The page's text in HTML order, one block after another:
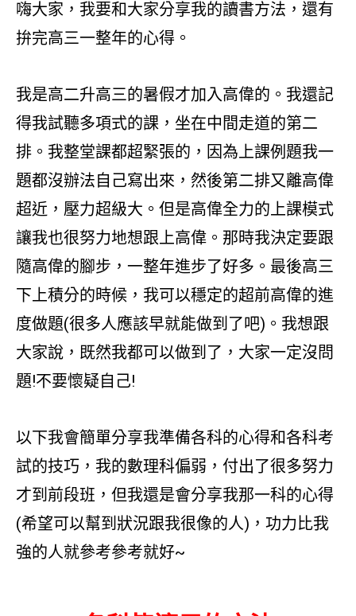
嗨大家，我要和大家分享我的讀書方法，還有
拚完高三一整年的心得。
我是高二升高三的暑假才加入高偉的。我還記
得我試聽多項式的課，坐在中間走道的第二
排。我整堂課都超緊張的，因為上課例題我一
題都沒辦法自己寫出來，然後第二排又離高偉
超近，壓力超級大。但是高偉全力的上課模式
讓我也很努力地想跟上高偉。那時我決定要跟
隨高偉的腳步，一整年進步了好多。最後高三
下上積分的時候，我可以穩定的超前高偉的進
度做題(很多人應該早就能做到了吧)。我想跟
大家說，既然我都可以做到了，大家一定沒問
題!不要懷疑自己!
以下我會簡單分享我準備各科的心得和各科考
試的技巧，我的數理科偏弱，付出了很多努力
才到前段班，但我還是會分享我那一科的心得
(希望可以幫到狀況跟我很像的人)，功力比我
強的人就參考參考就好~